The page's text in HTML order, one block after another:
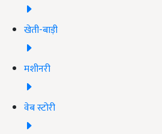
खेती-बाड़ी
मशीनरी
वेब स्टोरी